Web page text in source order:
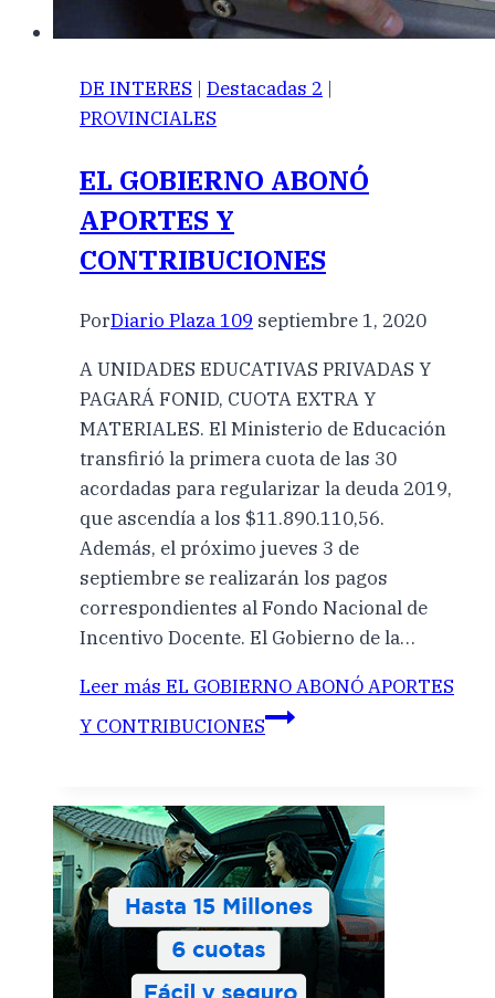
DE INTERES | Destacadas 2 |
PROVINCIALES
EL GOBIERNO ABONÓ
APORTES Y
CONTRIBUCIONES
PorDiario Plaza 109 septiembre 1, 2020
A UNIDADES EDUCATIVAS PRIVADAS Y
PAGARÁ FONID, CUOTA EXTRA Y
MATERIALES. El Ministerio de Educación
transfirió la primera cuota de las 30
acordadas para regularizar la deuda 2019,
que ascendía a los $11.890.110,56.
Además, el próximo jueves 3 de
septiembre se realizarán los pagos
correspondientes al Fondo Nacional de
Incentivo Docente. El Gobierno de la…
Leer más EL GOBIERNO ABONÓ APORTES
Y CONTRIBUCIONES